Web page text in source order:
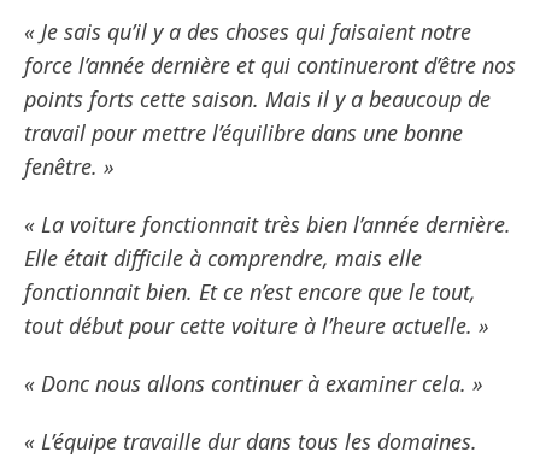
« Je sais qu’il y a des choses qui faisaient notre
force l’année dernière et qui continueront d’être nos
points forts cette saison. Mais il y a beaucoup de
travail pour mettre l’équilibre dans une bonne
fenêtre. »
« La voiture fonctionnait très bien l’année dernière.
Elle était difficile à comprendre, mais elle
fonctionnait bien. Et ce n’est encore que le tout,
tout début pour cette voiture à l’heure actuelle. »
« Donc nous allons continuer à examiner cela. »
« L’équipe travaille dur dans tous les domaines.